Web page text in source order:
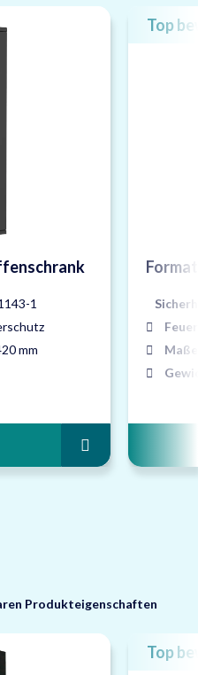
1
mm
Top
Maße
Produkteigenschaften
Top